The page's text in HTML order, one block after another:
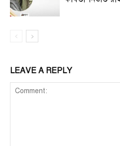
LEAVE A REPLY